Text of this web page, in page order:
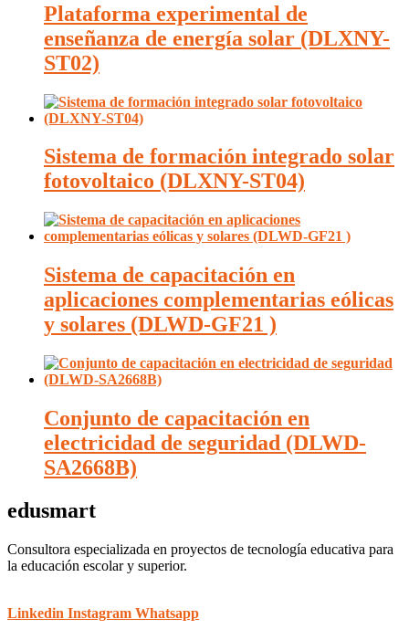
Plataforma experimental de
enseñanza de energía solar (DLXNY-
ST02)
Sistema de formación integrado solar
fotovoltaico (DLXNY-ST04)
Sistema de capacitación en
aplicaciones complementarias eólicas
y solares (DLWD-GF21 )
Conjunto de capacitación en
electricidad de seguridad (DLWD-
SA2668B)
edusmart
Consultora especializada en proyectos de tecnología educativa para
la educación escolar y superior.
Linkedin Instagram Whatsapp